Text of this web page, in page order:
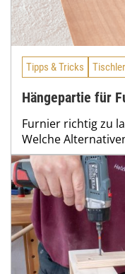
Tipps & Tricks
Hängepartie für
Furnier richtig zu
Welche